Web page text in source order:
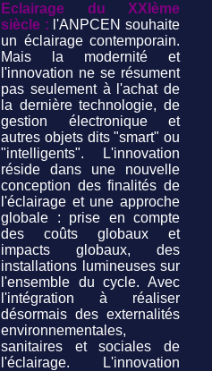
Eclairage du XXIème
siècle : l'ANPCEN souhaite
un éclairage contemporain.
Mais la modernité et
l'innovation ne se résument
pas seulement à l'achat de
la dernière technologie, de
gestion électronique et
autres objets dits "smart" ou
"intelligents". L'innovation
réside dans une nouvelle
conception des finalités de
l'éclairage et une approche
globale : prise en compte
des coûts globaux et
impacts globaux, des
installations lumineuses sur
l'ensemble du cycle. Avec
l'intégration à réaliser
désormais des externalités
environnementales,
sanitaires et sociales de
l'éclairage. L'innovation